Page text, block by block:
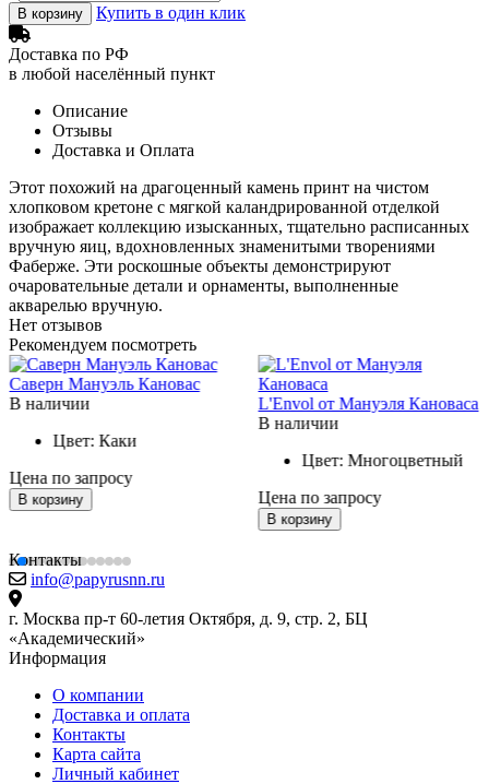
В корзину Купить в один клик
Доставка по РФ
в любой населённый пункт
Описание
Отзывы
Доставка и Оплата
Этот похожий на драгоценный камень принт на чистом
хлопковом кретоне с мягкой каландрированной отделкой
изображает коллекцию изысканных, тщательно расписанных
вручную яиц, вдохновленных знаменитыми творениями
Фаберже. Эти роскошные объекты демонстрируют
очаровательные детали и орнаменты, выполненные
акварелью вручную.
Нет отзывов
Рекомендуем посмотреть
Саверн Мануэль Кановас
В наличии
Цвет: Каки
Цена по запросу
В корзину
L'Envol от Мануэля Кановаса
В наличии
Цвет:Многоцветный
Цена по запросу
В корзину
Контакты
info@papyrusnn.ru
г. Москва пр-т 60-летия Октября, д. 9, стр. 2, БЦ
«Академический»
Информация
О компании
Доставка и оплата
Контакты
Карта сайта
Личный кабинет